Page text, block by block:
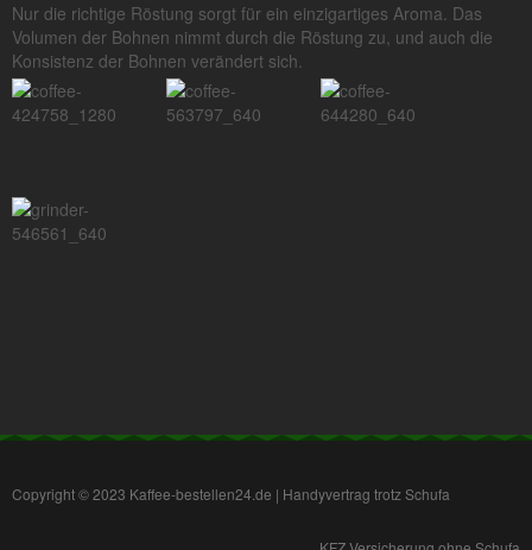
Nur die richtige Röstung sorgt für ein einzigartiges Aroma. Das
Volumen der Bohnen nimmt durch die Röstung zu, und auch die
Konsistenz der Bohnen verändert sich.
Copyright © 2023 Kaffee-bestellen24.de | Handyvertrag trotz Schufa